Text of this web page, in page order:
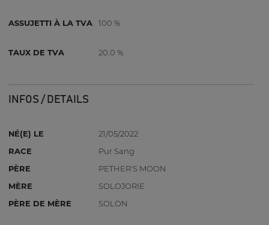
ASSUJETTI À LA TVA 100 %
TAUX DE TVA 20.0 %
INFOS / DETAILS
NÉ(E) LE
21/05/2022
RACE
Pur Sang
PÈRE
PETHER'S MOON
MÈRE
SOLOJORIE
PÈRE DE MÈRE
SOLON